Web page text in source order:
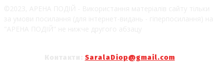
SaralaDiop@gmail.com